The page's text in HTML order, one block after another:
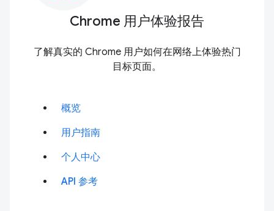
Chrome 用户体验报告
了解真实的 Chrome 用户如何在网络上体验热门
目标页面。
概览
用户指南
个人中心
API 参考